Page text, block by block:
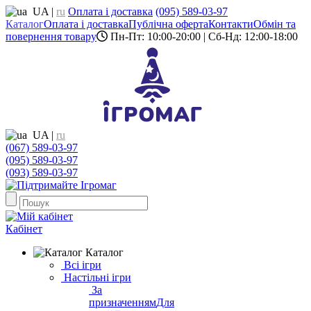
UA | ru Оплата і доставка (095) 589-03-97
КаталогОплата і доставкаПублічна офертаКонтактиОбмін та
повернення товару
Пн-Пт: 10:00-20:00 | Сб-Нд: 12:00-18:00
UA | ru
(067) 589-03-97
(095) 589-03-97
(093) 589-03-97
Кабінет
Каталог
Всі ігри
Настільні ігри
За
призначеннямДля